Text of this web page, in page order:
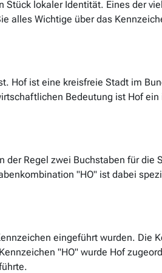
lokaler Identität. Eines der
alles Wichtige über das
Hof ist eine kreisfreie Stadt im
Bedeutung ist Hof ein
Regel zwei Buchstaben für die
"HO" ist dabei
eingeführt wurden. Die
"HO" wurde Hof